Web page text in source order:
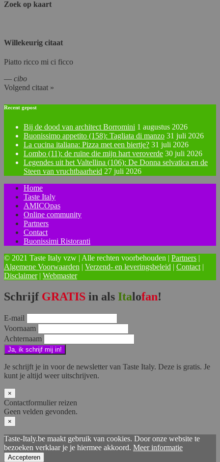
Zoek op kaart
Willekeurig citaat
Piatto ricco mi ci ficco
— cibo
Volgend citaat »
Recent gepost
Bij de dood van architect Borromini 1 augustus 2026
Buonissimo appetito (158): Tagliata di manzo 31 juli 2026
La cucina italiana: Pizza met een biertje? 31 juli 2026
Lombo (11): de ruïne die mijn hart veroverde 30 juli 2026
Legendes uit het Valtellina (106): De Donna selvatica en de
Steen van vruchtbaarheid 27 juli 2026
Home
Taste Italy
AMICOpas
Online community
Partners
Contact
Buonissimi Ristoranti
© 2021 Taste Italy vzw | Alle rechten voorbehouden | Partners |
Algemene Voorwaarden | Verzend- en leveringsbeleid | Contact|
Disclaimer| Webmaster
Schrijf GRATIS in als Italofan!
E-mail
Voornaam
Achternaam
Je schrijft je in voor de newsletter van Taste Italy. Deze is gratis. Je
kunt je altijd weer uitschrijven.
×
Contactformulier reizen
Geen velden gevonden.
×
Taste-Italy.be maakt gebruik van cookies. Door onze website te
bezoeken verklaar je je hiermee akkoord. Meer informatie
Accepteren